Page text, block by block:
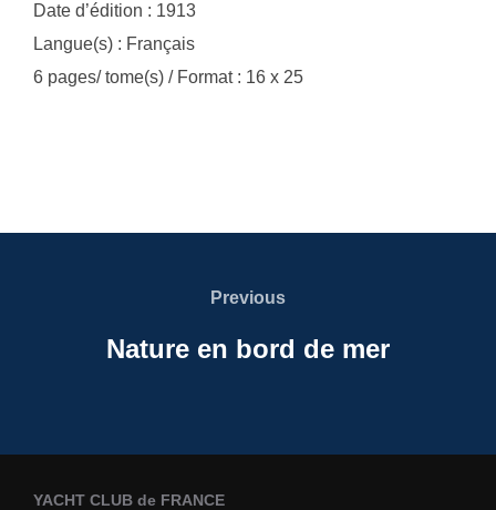
Date d’édition : 1913
Langue(s) : Français
6 pages/ tome(s) / Format : 16 x 25
Previous
Previous
Nature en bord de mer
YACHT CLUB de FRANCE